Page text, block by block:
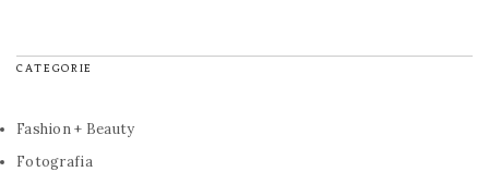
CATEGORIE
Fashion + Beauty
Fotografia